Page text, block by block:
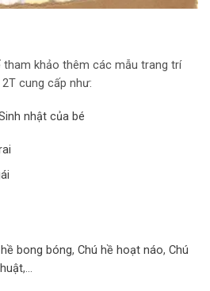
khảo thêm các mẫu trang trí
cung cấp như:
nhật của bé
bong bóng, Chú hề hoạt náo, Chú
,…